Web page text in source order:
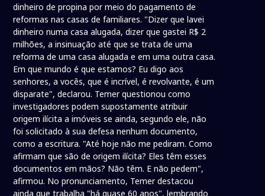
dinheiro de propina por meio do pagamento de
reformas nas casas de familiares. "Dizer que lavei
dinheiro numa casa alugada, dizer que gastei R$ 2
milhões, a insinuação até que se trata de uma
reforma de uma casa alugada e em uma outra casa.
Em que mundo é que estamos? Eu digo aos
senhores, a vocês, que é incrível, é revolvante, é um
disparate", declarou. Temer questionou como
investigadores podem supostamente atribuir
origem ilícita a imóveis se ainda, segundo ele, não
foi solicitado à sua defesa nenhum documento,
como a escritura. "Até hoje não me pediram. Como
afirmam que são de origem ilícita? Eles têm esses
documentos em mãos? Não têm. E não pedem",
afirmou. No pronunciamento, Temer destacou
ainda que trabalha "há quase 60 anos", lembrando